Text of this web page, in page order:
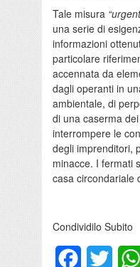
Tale misura
una serie di
informazioni
particolare
accennata da
dagli operanti in
ambientale, di
di una caserma
interrompere le
degli imprenditori,
minacce. I fermati
casa circondariale
Condividilo Subito
FacebookTwitter